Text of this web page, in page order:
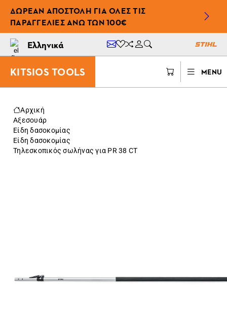
ΔΩΡΕΆΝ ΑΠΟΣΤΟΛΉ ΓΙΑ ΌΛΕΣ ΤΙΣ
ΠΑΡΑΓΓΕΛΊΕΣ ΆΝΩ ΤΩΝ 100€
Ελληνικά
KITSIOS TOOLS MENU
Αρχική
Αξεσουάρ
Είδη δασοκομίας
Είδη δασοκομίας
Τηλεσκοπικός σωλήνας για PR 38 CT